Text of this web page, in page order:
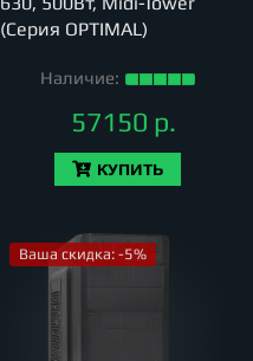
(Серия OPTIMAL)
Наличие:
57150 р.
КУПИТЬ
Ваша скидка: -5%